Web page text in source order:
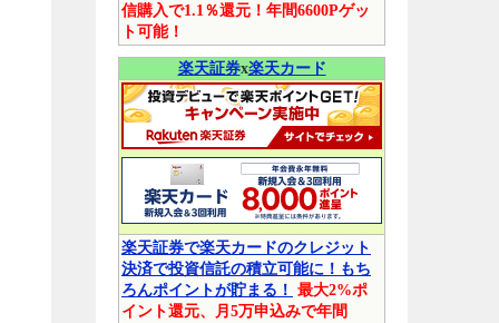
信購入で1.1％還元！年間6600Pゲッ
ト可能！
楽天証券x楽天カード
楽天証券で楽天カードのクレジット
決済で投資信託の積立可能に！もち
ろんポイントが貯まる！ 最大2%ポ
イント還元、月5万申込みで年間